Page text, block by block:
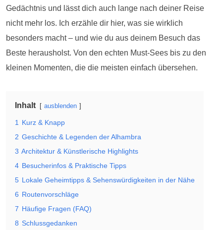
Gedächtnis und lässt dich auch lange nach deiner Reise
nicht mehr los. Ich erzähle dir hier, was sie wirklich
besonders macht – und wie du aus deinem Besuch das
Beste herausholst. Von den echten Must-Sees bis zu den
kleinen Momenten, die die meisten einfach übersehen.
Inhalt ausblenden
1
Kurz & Knapp
2 Geschichte & Legenden der Alhambra
3 Architektur & Künstlerische Highlights
4 Besucherinfos & Praktische Tipps
5 Lokale Geheimtipps & Sehenswürdigkeiten in der Nähe
6 Routenvorschläge
7 Häufige Fragen (FAQ)
8 Schlussgedanken